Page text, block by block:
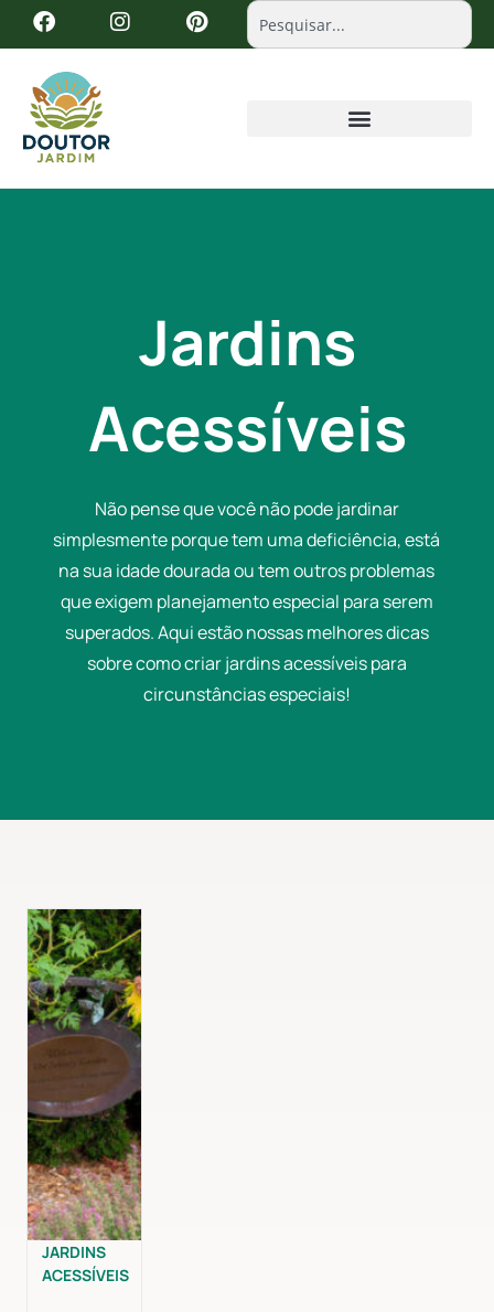
Jardins
Acessíveis
Não pense que você não pode jardinar
simplesmente porque tem uma deficiência, está
na sua idade dourada ou tem outros problemas
que exigem planejamento especial para serem
superados. Aqui estão nossas melhores dicas
sobre como criar jardins acessíveis para
circunstâncias especiais!
JARDINS
ACESSÍVEIS